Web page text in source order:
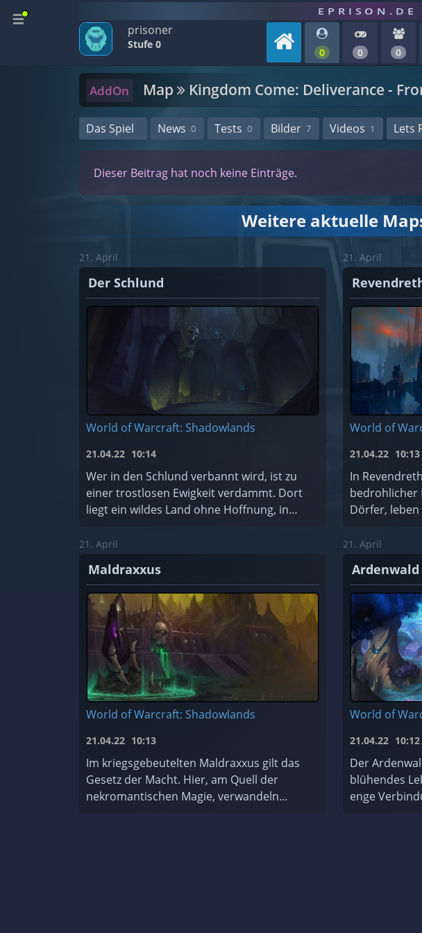
prisoner
Stufe 0
0 0 0
AddOn Map Kingdom Come: Deliverance -
Das Spiel News 0 Tests 0 Bilder 7 Videos 1 Lets
Dieser Beitrag hat noch keine Einträge.
Weitere aktuelle
21. April
Der Schlund
World of Warcraft: Shadowlands
21.04.22 10:14
Wer in den Schlund verbannt wird, ist zu
einer trostlosen Ewigkeit verdammt. Dort
liegt ein wildes Land ohne Hoffnung, in
Kosmos für alle Zeiten gefangen sind. Soll
21. April
World of
21.04.22 10:13
In
bedrohlicher
Dörfer,
verdammten
21. April
Maldraxxus
World of Warcraft: Shadowlands
21.04.22 10:13
Im kriegsgebeutelten Maldraxxus gilt das
Gesetz der Macht. Hier, am Quell der
nekromantischen Magie, verwandeln
21. April
Ardenwald
World of
21.04.22 10:12
Der
blühendes
enge